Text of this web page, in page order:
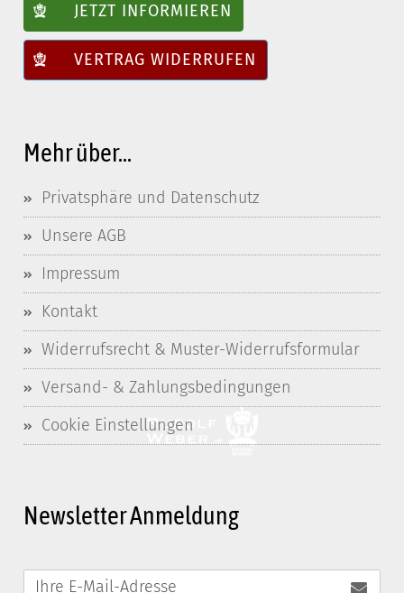
JETZT INFORMIEREN
VERTRAG WIDERRUFEN
Mehr über...
Privatsphäre und Datenschutz
Unsere AGB
Impressum
Kontakt
Widerrufsrecht & Muster-Widerrufsformular
Versand- & Zahlungsbedingungen
Cookie Einstellungen
Newsletter Anmeldung